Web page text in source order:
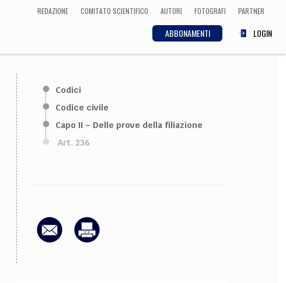
REDAZIONE COMITATO SCIENTIFICO AUTORI FOTOGRAFI PARTNER
ABBONAMENTI LOGIN
ECONOMIA
Medicina
CULTURA
Arte, Cinema, Musica,
Letteratura
Codici
Codice civile
Capo II – Delle prove della filiazione
Art. 236